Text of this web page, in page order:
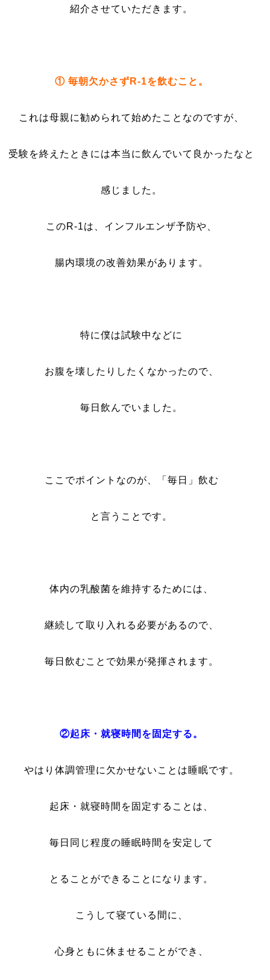
紹介させていただきます。
① 毎朝欠かさずR-1を飲むこと。
これは母親に勧められて始めたことなのですが、
受験を終えたときには本当に飲んでいて良かったなと
感じました。
このR-1は、インフルエンザ予防や、
腸内環境の改善効果があります。
特に僕は試験中などに
お腹を壊したりしたくなかったので、
毎日飲んでいました。
ここでポイントなのが、「毎日」飲む
と言うことです。
体内の乳酸菌を維持するためには、
継続して取り入れる必要があるので、
毎日飲むことで効果が発揮されます。
②起床・就寝時間を固定する。
やはり体調管理に欠かせないことは睡眠です。
起床・就寝時間を固定することは、
毎日同じ程度の睡眠時間を安定して
とることができることになります。
こうして寝ている間に、
心身ともに休ませることができ、